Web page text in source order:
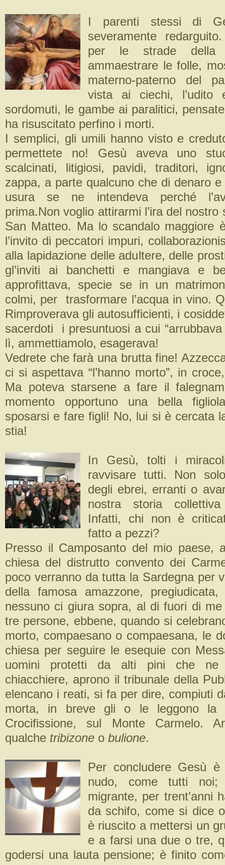
I parenti stessi di
severamente
per le strade della
ammaestrare le folle,
materno-paterno del
vista ai ciechi,
sordomuti, le gambe ai paralitici,
ha risuscitato perfino i morti.
I semplici, gli umili hanno visto e
permettete no! Gesù aveva uno
scalcinati, litigiosi, pavidi, traditori,
zappa, a parte qualcuno che di denaro
usura se ne intendeva perché
prima.Non voglio attirarmi l’ira del nostro
San Matteo. Ma lo scandalo maggiore
l’invito di peccatori impuri,
alla lapidazione delle adultere, delle
gl’inviti ai banchetti e mangiava e
approfittava, specie se in un
colmi, per trasformare l’acqua in vino.
Rimproverava gli autosufficienti, i
sacerdoti i presuntuosi a cui “arrubbava
lì, ammettiamolo, esagerava!
Vedrete che farà una brutta fine!
ci si aspettava “l’hanno morto”, in
Ma poteva starsene a fare il
momento opportuno una bella
sposarsi e fare figli! No, lui si è cercata
stia!
In Gesù, tolti i
ravvisare tutti. Non
degli ebrei, erranti o
nostra storia
Infatti, chi non è
fatto a pezzi?
Presso il Camposanto del mio paese,
chiesa del distrutto convento dei
poco verranno da tutta la Sardegna per
della famosa amazzone,
nessuno ci giura sopra, al di fuori di
tre persone, ebbene, quando si
morto, compaesano o compaesana, le
chiesa per seguire le esequie con
uomini protetti da alti pini che ne
chiacchiere, aprono il tribunale della
elencano i reati, si fa per dire, compiuti
morta, in breve gli o le leggono la
Crocifissione, sul Monte Carmelo.
qualche tribizone o bulione.
Per concludere Gesù
nudo, come tutti
migrante, per trent’anni
da schifo, come si dice
è riuscito a mettersi un
e a farsi una due o tre,
godersi una lauta pensione; è finito